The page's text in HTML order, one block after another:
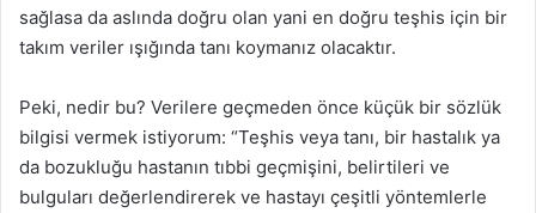
sağlasa da aslında doğru olan yani en doğru teşhis için bir
takım veriler ışığında tanı koymanız olacaktır.
Peki, nedir bu? Verilere geçmeden önce küçük bir sözlük
bilgisi vermek istiyorum: “Teşhis veya tanı, bir hastalık ya
da bozukluğu hastanın tıbbi geçmişini, belirtileri ve
bulguları değerlendirerek ve hastayı çeşitli yöntemlerle